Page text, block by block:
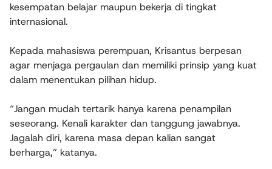
kesempatan belajar maupun bekerja di tingkat
internasional.
Kepada mahasiswa perempuan, Krisantus berpesan
agar menjaga pergaulan dan memiliki prinsip yang kuat
dalam menentukan pilihan hidup.
“Jangan mudah tertarik hanya karena penampilan
seseorang. Kenali karakter dan tanggung jawabnya.
Jagalah diri, karena masa depan kalian sangat
berharga,” katanya.